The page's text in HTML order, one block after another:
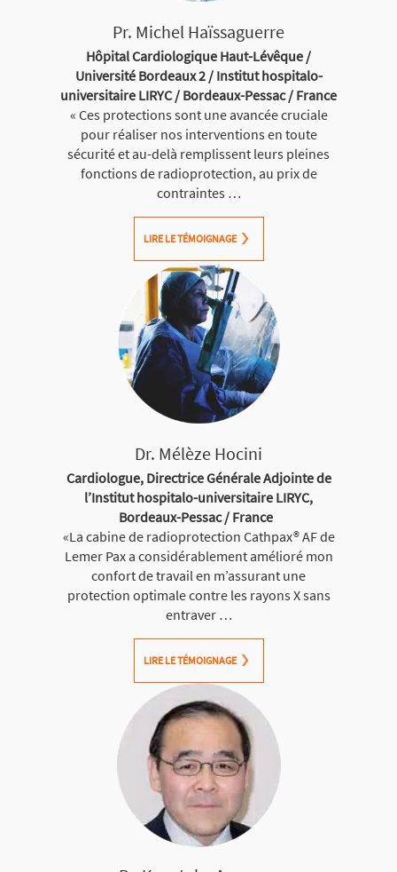
Pr. Michel Haïssaguerre
Hôpital Cardiologique Haut-Lévêque /
Université Bordeaux 2 / Institut hospitalo-
universitaire LIRYC / Bordeaux-Pessac / France
« Ces protections sont une avancée cruciale
pour réaliser nos interventions en toute
sécurité et au-delà remplissent leurs pleines
fonctions de radioprotection, au prix de
contraintes …
LIRE LE TÉMOIGNAGE
Dr. Mélèze Hocini
Cardiologue, Directrice Générale Adjointe de
l’Institut hospitalo-universitaire LIRYC,
Bordeaux-Pessac / France
«La cabine de radioprotection Cathpax® AF de
Lemer Pax a considérablement amélioré mon
confort de travail en m’assurant une
protection optimale contre les rayons X sans
entraver …
LIRE LE TÉMOIGNAGE